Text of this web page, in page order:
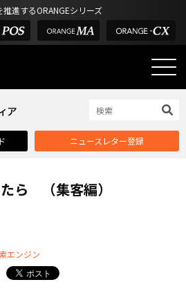
進するORANGEシリーズ
ニュースレター登録
ら （集客編）
エンジン